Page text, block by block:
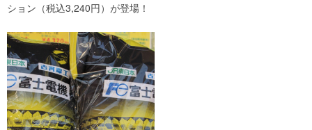
ション（税込3,240円）が登場！